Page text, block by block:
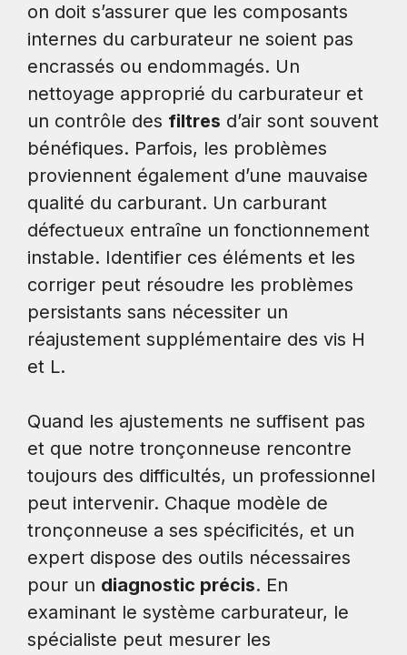
on doit s’assurer que les composants
internes du carburateur ne soient pas
encrassés ou endommagés. Un
nettoyage approprié du carburateur et
un contrôle des filtres d’air sont souvent
bénéfiques. Parfois, les problèmes
proviennent également d’une mauvaise
qualité du carburant. Un carburant
défectueux entraîne un fonctionnement
instable. Identifier ces éléments et les
corriger peut résoudre les problèmes
persistants sans nécessiter un
réajustement supplémentaire des vis H
et L.
Quand les ajustements ne suffisent pas
et que notre tronçonneuse rencontre
toujours des difficultés, un professionnel
peut intervenir. Chaque modèle de
tronçonneuse a ses spécificités, et un
expert dispose des outils nécessaires
pour un diagnostic précis. En
examinant le système carburateur, le
spécialiste peut mesurer les